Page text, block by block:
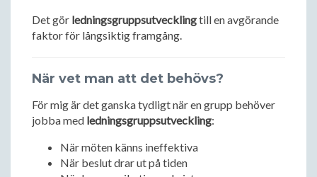
Det gör ledningsgruppsutvecklingtill en avgörande
faktor för långsiktig framgång.
När vet man att det behövs?
För mig är det ganska tydligt när en grupp behöver
jobba med ledningsgruppsutveckling:
När möten känns ineffektiva
När beslut drar ut på tiden